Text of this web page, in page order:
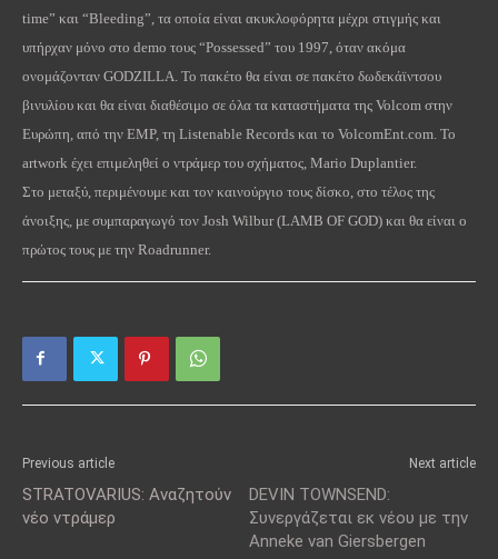
time” και “Bleeding”, τα οποία είναι ακυκλοφόρητα μέχρι στιγμής και
υπήρχαν μόνο στο demo τους “Possessed” του 1997, όταν ακόμα
ονομάζονταν GODZILLA . Το πακέτο θα είναι σε πακέτο δωδεκάϊντσου
βινυλίου και θα είναι διαθέσιμο σε όλα τα καταστήματα της Volcom στην
Ευρώπη, από την EMP, τη Listenable Records και το VolcomEnt com . Το
artwork έχει επιμεληθεί ο ντράμερ του σχήματος, Mario Duplantier.
Στο μεταξύ, περιμένουμε και τον καινούργιο τους δίσκο, στο τέλος της
άνοιξης, με συμπαραγωγό τον Josh Wilbur(LAMB OF GOD) και θα είναι ο
πρώτος τους με την Roadrunner.
Previous article
STRATOVARIUS: Αναζητούν
νέο ντράμερ
Next article
DEVIN TOWNSEND:
Συνεργάζεται εκ νέου με την
Anneke van Giersbergen